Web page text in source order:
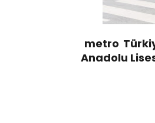
metro
Anadolu